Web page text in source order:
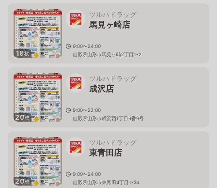
19枚
ツルハドラッグ
馬見ヶ崎店
9:00〜24:00
山形県山形市馬見ケ崎2丁目1-2
20枚
ツルハドラッグ
成沢店
9:00〜22:00
山形県山形市成沢西1丁目6番9号
20枚
ツルハドラッグ
東青田店
9:00〜24:00
山形県山形市東青田4丁目1-34